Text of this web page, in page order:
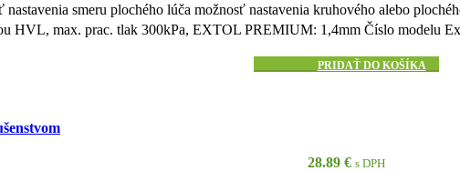
nastavenia smeru plochého lúča možnosť nastavenia kruhového alebo
HVL, max. prac. tlak 300kPa, EXTOL PREMIUM: 1,4mm Číslo modelu
PRIDAŤ DO KOŠÍKA
28.89 € s DPH